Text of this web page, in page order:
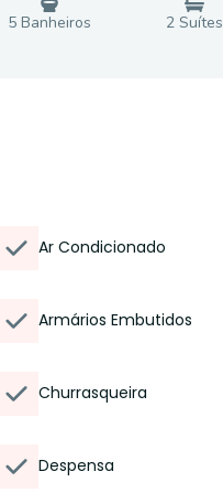
5 Banheiros 2Suítes
Ar Condicionado
Armários Embutidos
Churrasqueira
Despensa